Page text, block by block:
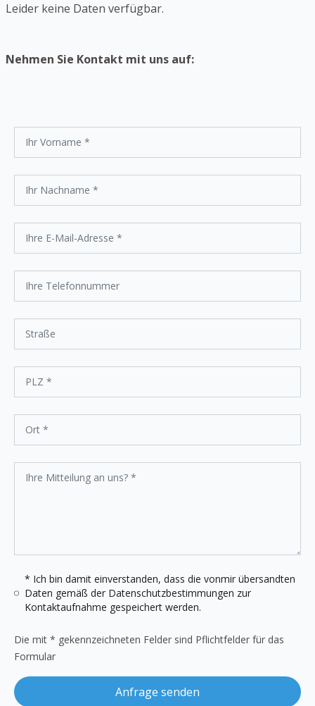
Leider keine Daten verfügbar.
Nehmen Sie Kontakt mit uns auf:
* Ich bin damit einverstanden, dass die vonmir übersandten
Daten gemäß der Datenschutzbestimmungen zur
Kontaktaufnahme gespeichert werden.
Die mit * gekennzeichneten Felder sind Pflichtfelder für das
Formular
Anfrage senden